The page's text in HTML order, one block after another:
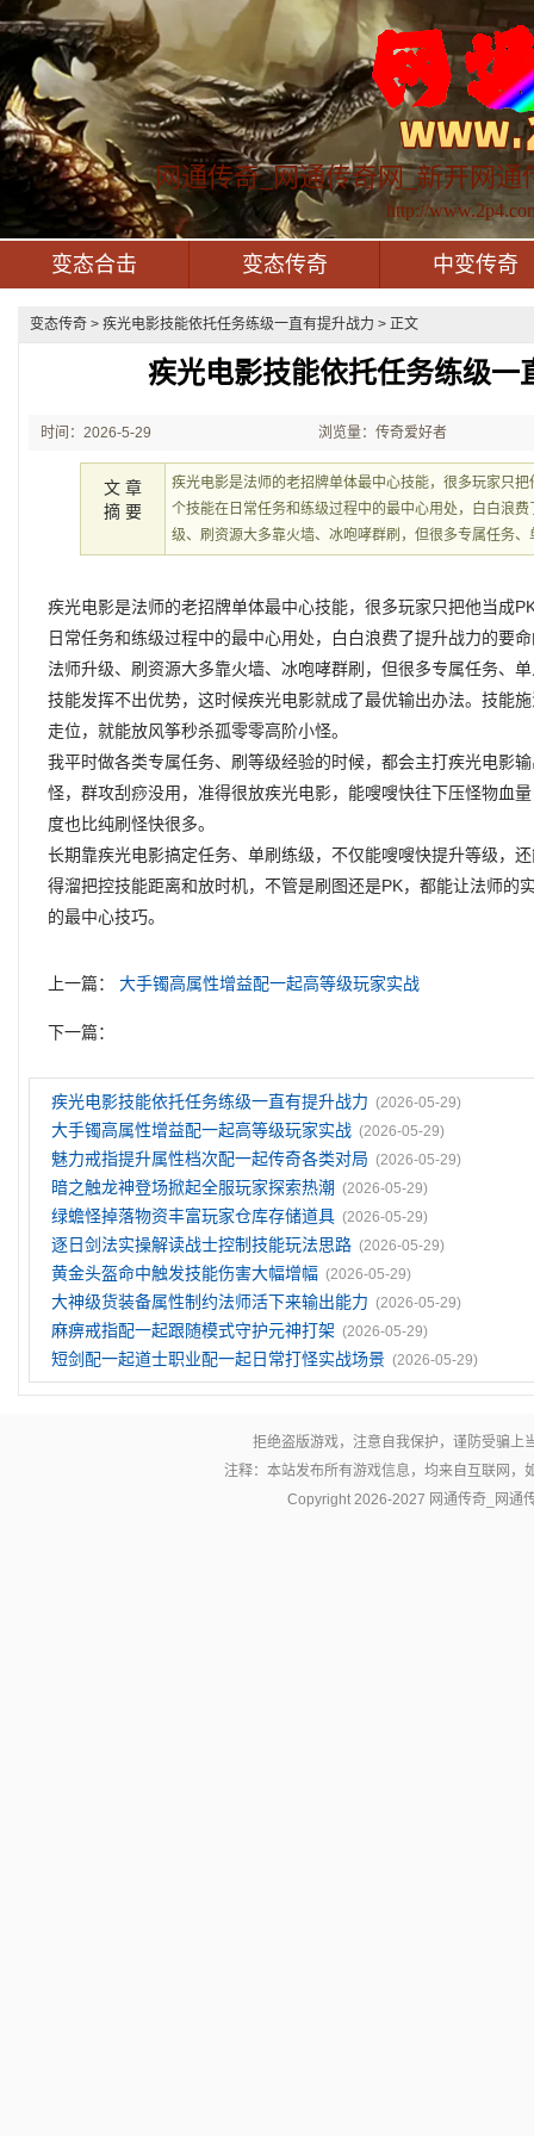
网通传奇_网通传奇网_新开网通
http://
变态合击 变态传奇 中变传奇
变态传奇 > 疾光电影技能依托任务练级一直有提升战力 > 正文
疾光电影技能依托任务练级一
时间：2026-5-29
21:33:19
浏览量：传奇爱好者
文 章
摘 要
疾光电影是法师的老招牌单体最中心技能，很多玩家只
个技能在日常任务和练级过程中的最中心用处，白白浪
级、刷资源大多靠火墙、冰咆哮群刷，但很多专属任务、
疾光电影是法师的老招牌单体最中心技能，很多玩家只把他当成
日常任务和练级过程中的最中心用处，白白浪费了提升战力的要
法师升级、刷资源大多靠火墙、冰咆哮群刷，但很多专属任务、
技能发挥不出优势，这时候疾光电影就成了最优输出办法。技能
走位，就能放风筝秒杀孤零零高阶小怪。
我平时做各类专属任务、刷等级经验的时候，都会主打疾光电影
怪，群攻刮痧没用，准得很放疾光电影，能嗖嗖快往下压怪物血
度也比纯刷怪快很多。
长期靠疾光电影搞定任务、单刷练级，不仅能嗖嗖快提升等级，
得溜把控技能距离和放时机，不管是刷图还是PK，都能让法师的
的最中心技巧。
上一篇：大手镯高属性增益配一起高等级玩家实战
下一篇：
疾光电影技能依托任务练级一直有提升战力 (2026-05-29)
大手镯高属性增益配一起高等级玩家实战 (2026-05-29)
魅力戒指提升属性档次配一起传奇各类对局 (2026-05-29)
暗之触龙神登场掀起全服玩家探索热潮 (2026-05-29)
绿蟾怪掉落物资丰富玩家仓库存储道具 (2026-05-29)
逐日剑法实操解读战士控制技能玩法思路 (2026-05-29)
黄金头盔命中触发技能伤害大幅增幅 (2026-05-29)
大神级货装备属性制约法师活下来输出能力 (2026-05-29)
麻痹戒指配一起跟随模式守护元神打架 (2026-05-29)
短剑配一起道士职业配一起日常打怪实战场景 (2026-05-29)
拒绝盗版游戏，注意自我保护，谨防受骗上
注释：本站发布所有游戏信息，均来自互联网
Copyright 2026-2027 网通传奇_网通